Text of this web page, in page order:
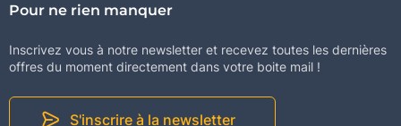
Pour ne rien manquer
Inscrivez vous à notre newsletter et recevez toutes les dernières
offres du moment directement dans votre boite mail !
S'inscrire à la newsletter